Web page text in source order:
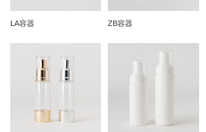
LA容器 ZB容器